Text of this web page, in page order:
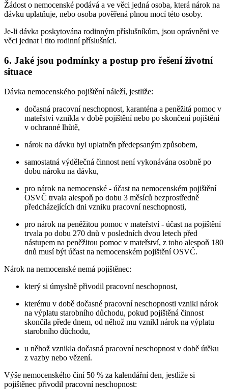
Žádost o nemocenské podává a ve věci jedná osoba, která nárok na
dávku uplatňuje, nebo osoba pověřená plnou mocí této osoby.
Je-li dávka poskytována rodinným příslušníkům, jsou oprávněni ve
věci jednat i tito rodinní příslušníci.
6. Jaké jsou podmínky a postup pro řešení životní
situace
Dávka nemocenského pojištění náleží, jestliže:
dočasná pracovní neschopnost, karanténa a peněžitá pomoc v
mateřství vznikla v době pojištění nebo po skončení pojištění
v ochranné lhůtě,
nárok na dávku byl uplatněn předepsaným způsobem,
samostatná výdělečná činnost není vykonávána osobně po
dobu nároku na dávku,
pro nárok na nemocenské - účast na nemocenském pojištění
OSVČ trvala alespoň po dobu 3 měsíců bezprostředně
předcházejících dni vzniku pracovní neschopnosti,
pro nárok na peněžitou pomoc v mateřství - účast na pojištění
trvala po dobu 270 dnů v posledních dvou letech před
nástupem na peněžitou pomoc v mateřství, z toho alespoň 180
dnů musí být účast na nemocenském pojištění OSVČ.
Nárok na nemocenské nemá pojištěnec:
který si úmyslně přivodil pracovní neschopnost,
kterému v době dočasné pracovní neschopnosti vznikl nárok
na výplatu starobního důchodu, pokud pojištěná činnost
skončila přede dnem, od něhož mu vznikl nárok na výplatu
starobního důchodu,
u něhož vznikla dočasná pracovní neschopnost v době útěku
z vazby nebo vězení.
Výše nemocenského činí 50 % za kalendářní den, jestliže si
pojištěnec přivodil pracovní neschopnost: